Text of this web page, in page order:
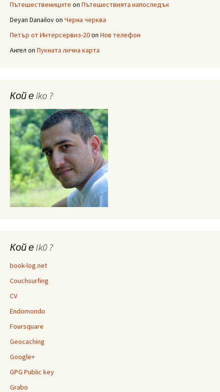
Пътешествениците on Пътешествията напоследък
Deyan Danailovon Черна черква
Петър от Интерсервиз-20on Нов телефон
Ангел on Пукната лична карта
Кой е iko ?
Кой е Ik0 ?
book-log.net
Couchsurfing
CV
Endomondo
Foursquare
Geocaching
Google+
GPG Public key
Grabo